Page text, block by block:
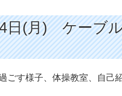
日(月) ケーブ
ごす様子、体操教室、自己